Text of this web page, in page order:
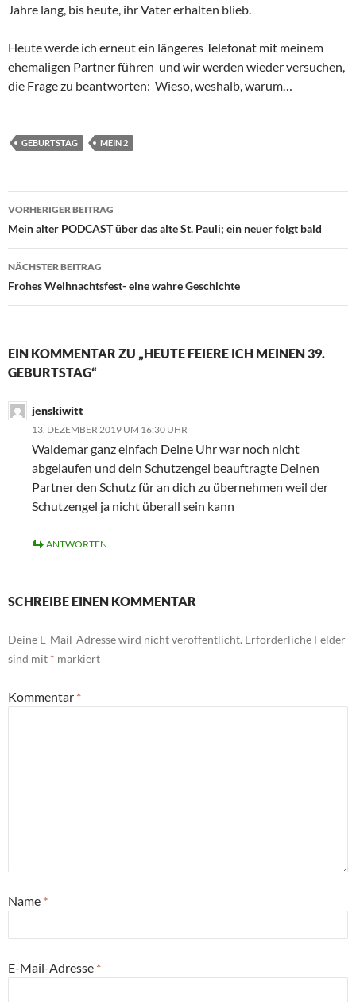
Jahre lang, bis heute, ihr Vater erhalten blieb.
Heute werde ich erneut ein längeres Telefonat mit meinem
ehemaligen Partner führen und wir werden wieder versuchen,
die Frage zu beantworten: Wieso, weshalb, warum…
GEBURTSTAG MEIN 2
Beitragsnavigation
VORHERIGER BEITRAG
Mein alter PODCAST über das alte St. Pauli; ein neuer folgt bald
NÄCHSTER BEITRAG
Frohes Weihnachtsfest- eine wahre Geschichte
EIN KOMMENTAR ZU „HEUTE FEIERE ICH MEINEN 39.
GEBURTSTAG“
jenskiwitt
13. DEZEMBER 2019 UM 16:30 UHR
Waldemar ganz einfach Deine Uhr war noch nicht
abgelaufen und dein Schutzengel beauftragte Deinen
Partner den Schutz für an dich zu übernehmen weil der
Schutzengel ja nicht überall sein kann
ANTWORTEN
SCHREIBE EINEN KOMMENTAR
Deine E-Mail-Adresse wird nicht veröffentlicht. Erforderliche Felder
sind mit * markiert
Kommentar *
Name *
E-Mail-Adresse *